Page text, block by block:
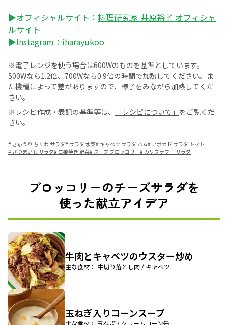
▶オフィシャルサイト： 料理研究家 井原裕子 オフィシャ
ルサイト
▶Instagram： iharayukoo
※電子レンジを使う場合は600Wのものを基準としています。
500Wなら1.2倍、700Wなら0.9倍の時間で加熱してください。ま
た機種によって差がありますので、様子をみながら加熱してくだ
さい。
※レシピ作成・表記の基準等は、
「レシピについて」 をご覧くだ
さい。
# きゅうり ちくわ サラダ# サラダ 水菜# キャベツ サラダ ハム# アボカド サラダ トマト
# さつまいも サラダ# 生姜焼き 野菜# スープ ブロッコリー# カリフラワー サラダ
ブロッコリーのチーズサラダを
使った献立アイデア
牛肉とキャベツのウスター炒め
主な食材： 牛切り落とし肉 / キャベツ
玉ねぎ入りコーンスープ